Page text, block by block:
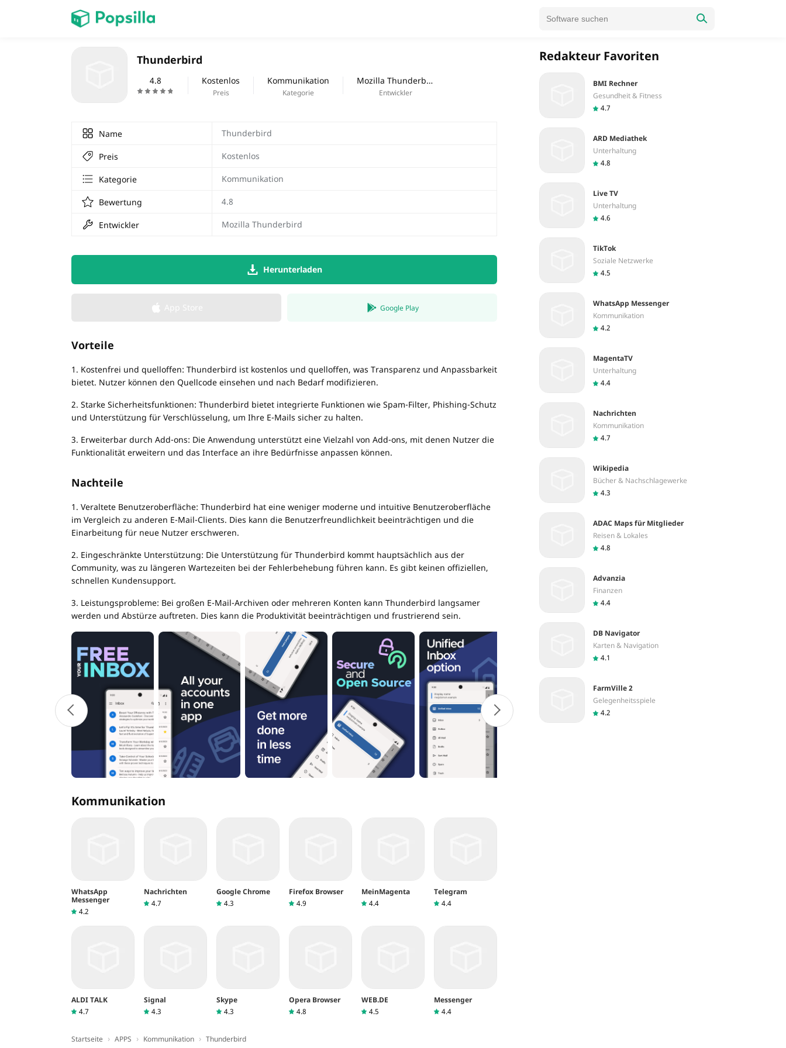
Thunderbird
4.8 Kostenlos
Preis
Kommunikation
Kategorie
Mozilla Thunderbird
Entwickler
Name Thunderbird
Preis Kostenlos
Kategorie Kommunikation
Bewertung 4.8
Entwickler Mozilla Thunderbird
Herunterladen
Google Play
Vorteile
1. Kostenfrei und quelloffen: Thunderbird ist kostenlos und quelloffen, was Transparenz und Anpassbarkeit
bietet. Nutzer können den Quellcode einsehen und nach Bedarf modifizieren.
2. Starke Sicherheitsfunktionen: Thunderbird bietet integrierte Funktionen wie Spam-Filter, Phishing-Schutz
und Unterstützung für Verschlüsselung, um Ihre E-Mails sicher zu halten.
3. Erweiterbar durch Add-ons: Die Anwendung unterstützt eine Vielzahl von Add-ons, mit denen Nutzer die
Funktionalität erweitern und das Interface an ihre Bedürfnisse anpassen können.
Nachteile
1. Veraltete Benutzeroberfläche: Thunderbird hat eine weniger moderne und intuitive Benutzeroberfläche
im Vergleich zu anderen E-Mail-Clients. Dies kann die Benutzerfreundlichkeit beeinträchtigen und die
Einarbeitung für neue Nutzer erschweren.
2. Eingeschränkte Unterstützung: Die Unterstützung für Thunderbird kommt hauptsächlich aus der
Community, was zu längeren Wartezeiten bei der Fehlerbehebung führen kann. Es gibt keinen offiziellen,
schnellen Kundensupport.
3. Leistungsprobleme: Bei großen E-Mail-Archiven oder mehreren Konten kann Thunderbird langsamer
werden und Abstürze auftreten. Dies kann die Produktivität beeinträchtigen und frustrierend sein.
Kommunikation
WhatsApp
Messenger
4.2
Nachrichten
4.7
Google Chrome
4.3
Firefox Browser
4.9
MeinMagenta
4.4
Telegram
4.4
ALDI TALK
4.7
Signal
4.3
Skype
4.3
Opera Browser
4.8
WEB.DE
4.5
Messenger
4.4
Startseite › APPS › Kommunikation › Thunderbird
Redakteur Favoriten
BMI Rechner
Gesundheit & Fitness
4.7
ARD Mediathek
Unterhaltung
4.8
Live TV
Unterhaltung
4.6
TikTok
Soziale Netzwerke
4.5
WhatsApp Messenger
Kommunikation
4.2
MagentaTV
Unterhaltung
4.4
Nachrichten
Kommunikation
4.7
Wikipedia
Bücher & Nachschlagewerke
4.3
ADAC Maps für Mitglieder
Reisen & Lokales
4.8
Advanzia
Finanzen
4.4
DB Navigator
Karten & Navigation
4.1
FarmVille 2
Gelegenheitsspiele
4.2